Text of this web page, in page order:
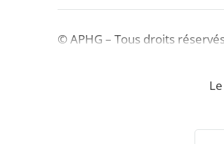
© APHG – Tous droits